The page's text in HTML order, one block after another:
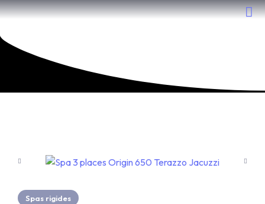
Spas rigides